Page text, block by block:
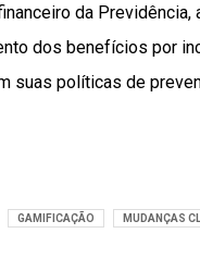
da
dos benefícios por
suas políticas de
GAMIFICAÇÃO MUDANÇAS